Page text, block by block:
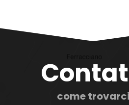
come trovarci